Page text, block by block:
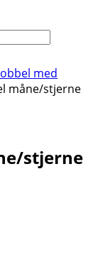
med
måne/stjerne
stjerne